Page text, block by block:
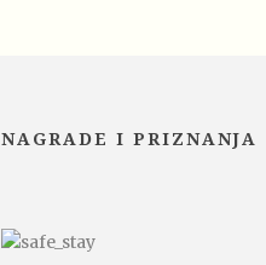
NAGRADE I PRIZNANJA